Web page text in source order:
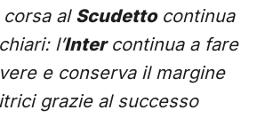
corsa al Scudettocontinua
l’Intercontinua a fare
e conserva il margine
grazie al successo